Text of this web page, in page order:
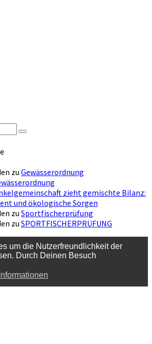
Suchen
zu Gewässerordnung
zieht gemischte Bilanz:
und ökologische Sorgen
zu Sportfischerprüfung
zu SPORTFISCHERPRÜFUNG
um die Nutzerfreundlichkeit der
Durch Deinen Besuch